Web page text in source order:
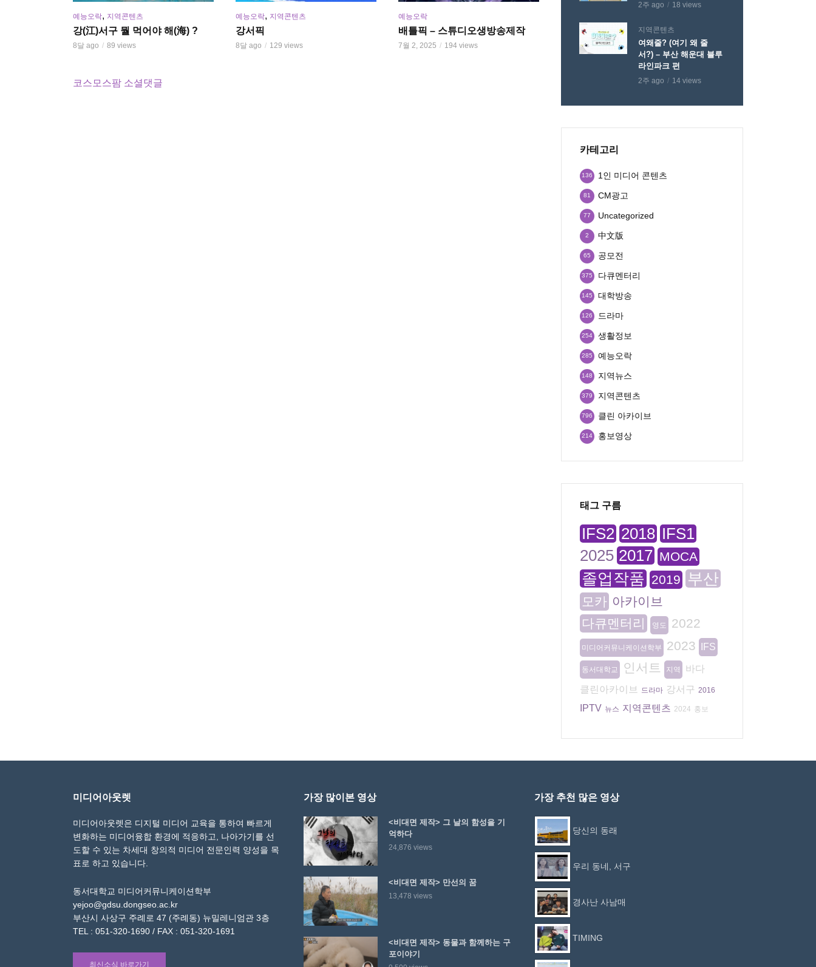
예능오락, 지역콘텐츠
강(江)서구 뭘 먹어야 해(海) ?
8달 ago 89 views
예능오락, 지역콘텐츠
강서픽
8달 ago 129 views
예능오락
배틀픽 – 스튜디오생방송제작
7월 2, 2025 194 views
코스모스팜 소셜댓글
2주 ago 18 views
지역콘텐츠
여왜줄? (여기 왜 줄
서?) – 부산 해운대 블루
라인파크 편
2주 ago 14 views
카테고리
1인 미디어 콘텐츠
136
CM광고
81
Uncategorized
77
中文版
2
공모전
65
다큐멘터리
375
대학방송
145
드라마
126
생활정보
254
예능오락
285
지역뉴스
148
지역콘텐츠
379
클린 아카이브
796
홍보영상
214
태그 구름
IFS2 2018 IFS1
2025 2017 MOCA
졸업작품 2019 부산
모카 아카이브
다큐멘터리
영도 2022
미디어커뮤니케이션학부 2023 IFS
동서대학교 인서트 지역
바다
클린아카이브
드라마 강서구 2016
IPTV 뉴스 지역콘텐츠 2024 홍보
미디어아웃렛
미디어아웃렛은 디지털 미디어 교육을 통하여 빠르게
변화하는 미디어융합 환경에 적응하고, 나아가기를 선
도할 수 있는 차세대 창의적 미디어 전문인력 양성을 목
표로 하고 있습니다.
동서대학교 미디어커뮤니케이션학부
yejoo@gdsu.dongseo.ac.kr
부산시 사상구 주례로 47 (주례동) 뉴밀레니엄관 3층
TEL : 051-320-1690 / FAX : 051-320-1691
최신소식 바로가기
가장 많이본 영상
<비대면 제작> 그 날의 함성을 기
억하다
24,876 views
<비대면 제작> 만선의 꿈
13,478 views
<비대면 제작> 동물과 함께하는 구
포이야기
가장 추천 많은 영상
당신의 동래
우리 동네, 서구
경사난 사남매
TIMING